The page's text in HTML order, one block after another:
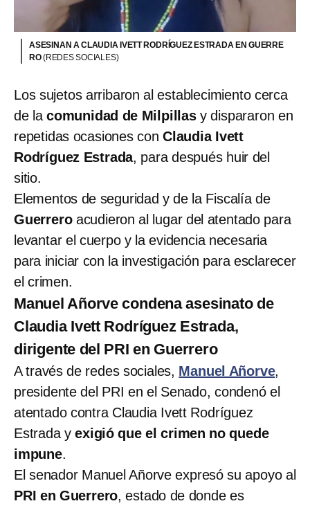
ASESINAN A CLAUDIA IVETT RODRÍGUEZ ESTRADA EN GUERRE
RO(REDES SOCIALES)
Los sujetos arribaron al establecimiento cerca
de lacomunidad de Milpillasy dispararon en
repetidas ocasiones conClaudia Ivett
Rodríguez Estrada, para después huir del
sitio.
Elementos de seguridad y de la Fiscalía de
Guerreroacudieron al lugar del atentado para
levantar el cuerpo y la evidencia necesaria
para iniciar con la investigación para esclarecer
el crimen.
Manuel Añorve condena asesinato de
Claudia Ivett Rodríguez Estrada,
dirigente del PRI en Guerrero
A través de redes sociales, Manuel Añorve,
presidente del PRI en el Senado, condenó el
atentado contra Claudia Ivett Rodríguez
Estrada yexigió que el crimen no quede
impune.
El senador Manuel Añorve expresó su apoyo al
PRI en Guerrero, estado de donde es